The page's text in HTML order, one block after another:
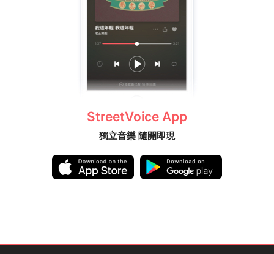
StreetVoice App
獨立音樂 隨開即現